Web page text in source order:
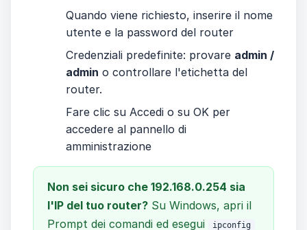
Quando viene richiesto, inserire il nome
utente e la password del router
Credenziali predefinite: provare admin /
admin o controllare l'etichetta del
router.
Fare clic su Accedi o su OK per
accedere al pannello di
amministrazione
Non sei sicuro che 192.168.0.254 sia
l'IP del tuo router? Su Windows, apri il
Prompt dei comandi ed esegui
ipconfig